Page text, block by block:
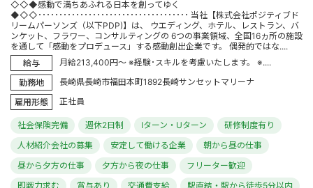
◇◇◆感動で満ちあふれる日本を創ってゆく
◆◇◇････････････････････････････････････ 当社【株式会社ポジティブド
リームパーソンズ（以下PDP)】は、 ウエディング、ホテル、レストラン、バ
ンケット、フラワー、コンサルティングの 6つの事業領域、全国16ヵ所の施設
を通して「感動をプロデュース」する感動創出企業です。 偶発的ではな....
給与
月給213,400円～ ※経験･スキルを考慮いたします。 ※....
勤務地
長崎県長崎市福田本町1892長崎サンセットマリーナ
雇用形態
正社員
社会保険完備 週休2日制 Iターン・Uターン
研修制度有り
人材紹介会社の募集
安定して働ける企業
朝から昼の仕事
昼から夕方の仕事
夕方から夜の仕事
フリーター歓迎
即戦力求む
賞与あり 交通費支給 駅直結・駅から徒歩5分以内